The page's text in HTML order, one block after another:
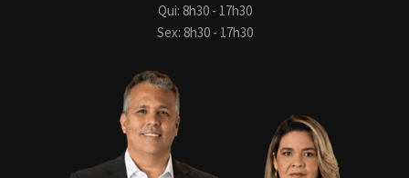
Qui: 8h30 - 17h30
Sex: 8h30 - 17h30